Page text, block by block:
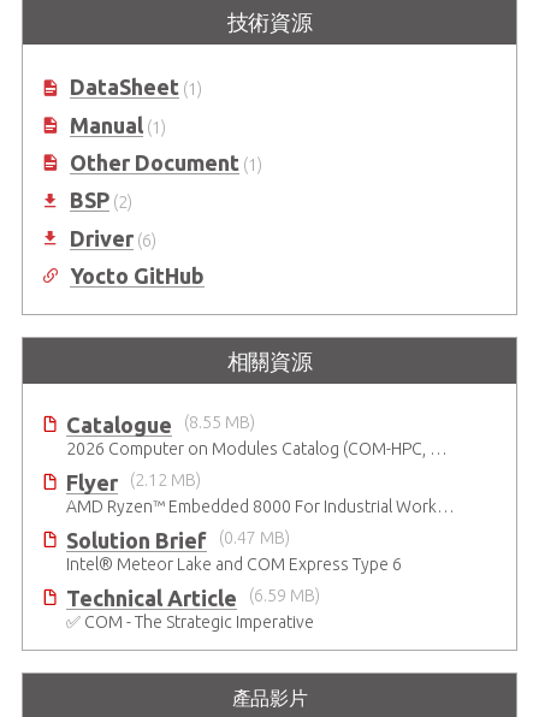
技術資源
DataSheet(1)
Manual(1)
Other Document(1)
BSP(2)
Driver(6)
Yocto GitHub
相關資源
Catalogue
(8.55 MB)
2026 Computer on Modules Catalog (COM-HPC, COM Express , SMARC, OSM, Qseven and ETX)
Flyer
(2.12 MB)
AMD Ryzen™ Embedded 8000 For Industrial Workloads
Solution Brief
(0.47 MB)
Intel® Meteor Lake and COM Express Type 6
Technical Article
(6.59 MB)
✅ COM - The Strategic Imperative
產品影片